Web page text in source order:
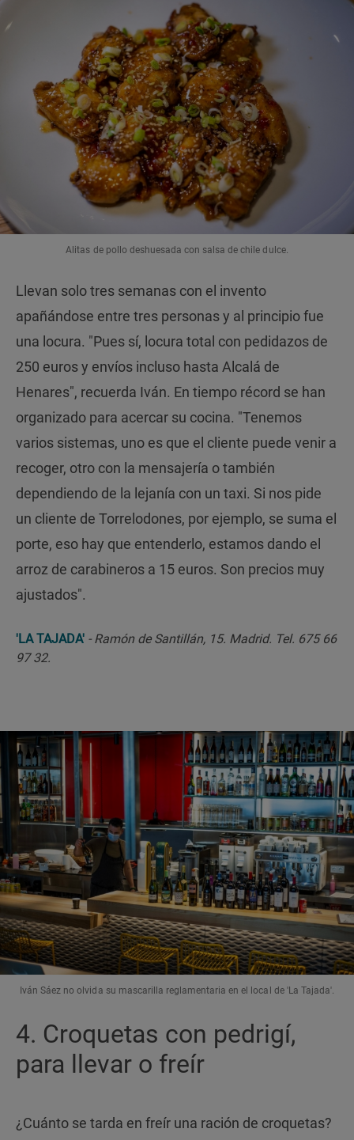
Alitas de pollo deshuesada con salsa de chile dulce.
Llevan solo tres semanas con el invento
apañándose entre tres personas y al principio fue
una locura. "Pues sí, locura total con pedidazos de
250 euros y envíos incluso hasta Alcalá de
Henares", recuerda Iván. En tiempo récord se han
organizado para acercar su cocina. "Tenemos
varios sistemas, uno es que el cliente puede venir a
recoger, otro con la mensajería o también
dependiendo de la lejanía con un taxi. Si nos pide
un cliente de Torrelodones, por ejemplo, se suma el
porte, eso hay que entenderlo, estamos dando el
arroz de carabineros a 15 euros. Son precios muy
ajustados".
'LA TAJADA' - Ramón de Santillán, 15. Madrid. Tel. 675 66
97 32.
Iván Sáez no olvida su mascarilla reglamentaria en el local de 'La Tajada'.
4. Croquetas con pedrigí,
para llevar o freír
¿Cuánto se tarda en freír una ración de croquetas?